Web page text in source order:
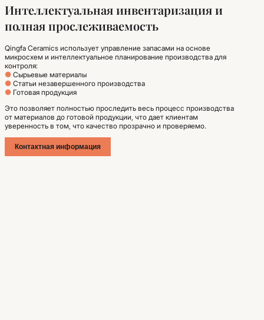
Интеллектуальная инвентаризация и
полная прослеживаемость
Qingfa Ceramics использует управление запасами на основе
микросхем и интеллектуальное планирование производства для
контроля:
● Сырьевые материалы
● Статьи незавершенного производства
● Готовая продукция
Это позволяет полностью проследить весь процесс производства
от материалов до готовой продукции, что дает клиентам
уверенность в том, что качество прозрачно и проверяемо.
Контактная информация